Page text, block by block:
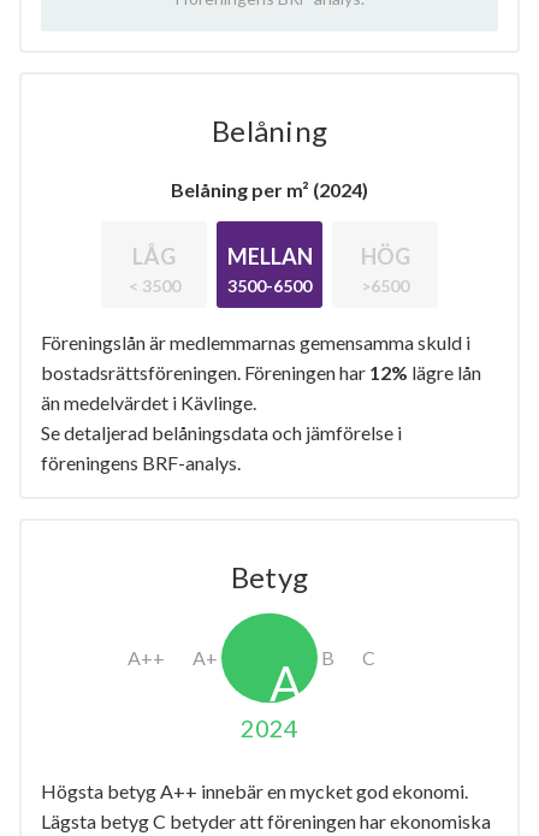
Belåning
Belåning per m² (2024)
LÅG
< 3500
MELLAN
3500-6500
HÖG
>6500
Föreningslån är medlemmarnas gemensamma skuld i
bostadsrättsföreningen. Föreningen har 12% lägre lån
än medelvärdet i Kävlinge.
Se detaljerad belåningsdata och jämförelse i
föreningens BRF-analys.
Betyg
2024
Högsta betyg A++ innebär en mycket god ekonomi.
Lägsta betyg C betyder att föreningen har ekonomiska